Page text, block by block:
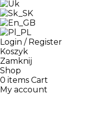
Login / Register
Koszyk
Zamknij
Shop
0 items Cart
My account